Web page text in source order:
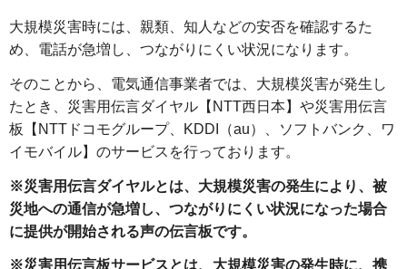
大規模災害時には、親類、知人などの安否を確認するた
め、電話が急増し、つながりにくい状況になります。
そのことから、電気通信事業者では、大規模災害が発生し
たとき、災害用伝言ダイヤル【NTT西日本】や災害用伝言
板【NTTドコモグループ、KDDI（au）、ソフトバンク、ワ
イモバイル】のサービスを行っております。
※災害用伝言ダイヤルとは、大規模災害の発生により、被
災地への通信が急増し、つながりにくい状況になった場合
に提供が開始される声の伝言板です。
※災害用伝言板サービスとは、大規模災害の発生時に、携